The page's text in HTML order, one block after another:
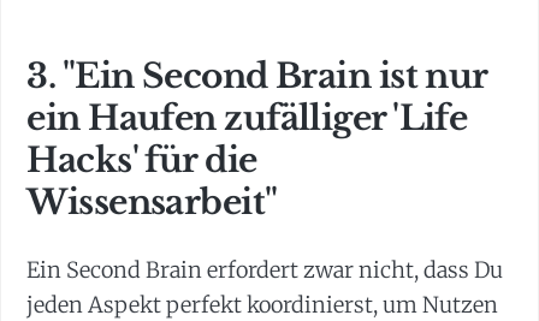
3. "Ein Second Brain ist nur
ein Haufen zufälliger 'Life
Hacks' für die
Wissensarbeit"
Ein Second Brain erfordert zwar nicht, dass Du
jeden Aspekt perfekt koordinierst, um Nutzen